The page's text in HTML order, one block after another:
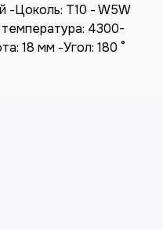
-Цоколь: T10 - W5W
4300-
18 мм -Угол: 180 °